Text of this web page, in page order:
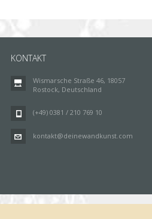
KONTAKT
Wismarsche Straße 46, 18057
Rostock, Deutschland
(+49) 0381 / 210 769 10
kontakt@deinewandkunst.com